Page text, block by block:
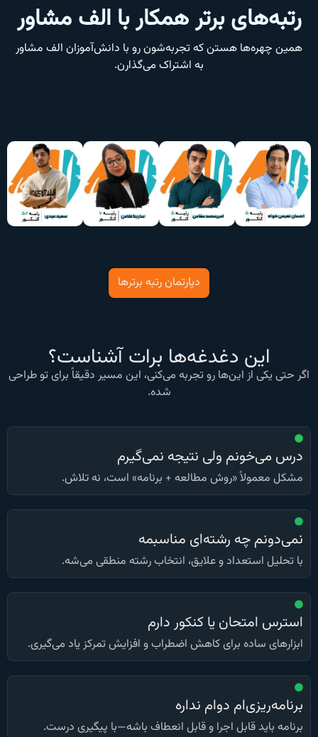
رتبه‌های برتر همکار با الف مشاور
همین چهره‌ها هستن که تجربه‌شون رو با دانش‌آموزان الف مشاور
به اشتراک می‌گذارن.
دپارتمان رتبه برترها
این دغدغه‌ها برات آشناست؟
اگر حتی یکی از این‌ها رو تجربه می‌کنی، این مسیر دقیقاً برای تو طراحی
شده.
درس می‌خونم ولی نتیجه نمی‌گیرم
مشکل معمولاً «روش مطالعه + برنامه» است، نه تلاش.
نمی‌دونم چه رشته‌ای مناسبمه
با تحلیل استعداد و علایق، انتخاب رشته منطقی می‌شه.
استرس امتحان یا کنکور دارم
ابزارهای ساده برای کاهش اضطراب و افزایش تمرکز یاد می‌گیری.
برنامه‌ریزی‌ام دوام نداره
برنامه باید قابل اجرا و قابل انعطاف باشه—با پیگیری درست.